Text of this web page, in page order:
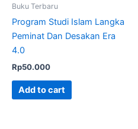
Buku Terbaru
Program Studi Islam Langka
Peminat Dan Desakan Era
4.0
Rp50.000
Add to cart